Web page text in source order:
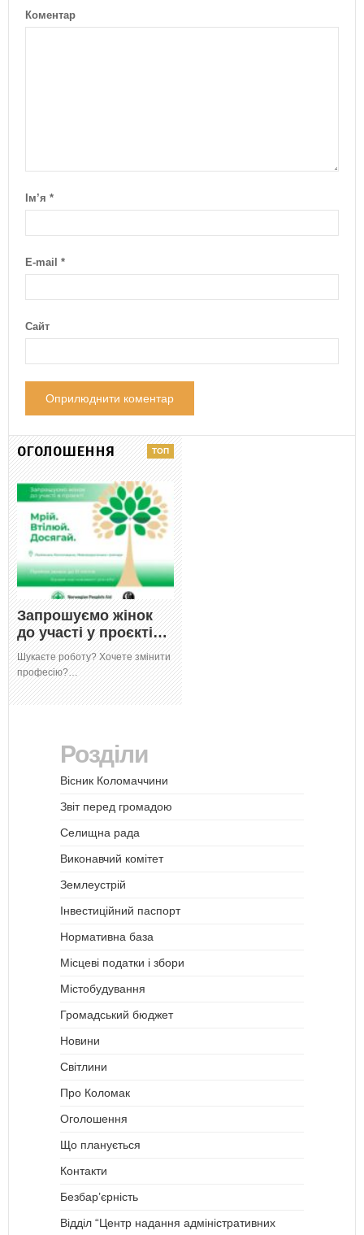
Коментар
Ім’я *
E-mail *
Сайт
ОГОЛОШЕННЯ
Запрошуємо жінок
до участі у проєкті…
Шукаєте роботу? Хочете змінити
професію?…
Розділи
Вісник Коломаччини
Звіт перед громадою
Селищна рада
Виконавчий комітет
Землеустрій
Інвестиційний паспорт
Нормативна база
Місцеві податки і збори
Містобудування
Громадський бюджет
Новини
Світлини
Про Коломак
Оголошення
Що планується
Контакти
Безбар’єрність
Відділ “Центр надання адміністративних